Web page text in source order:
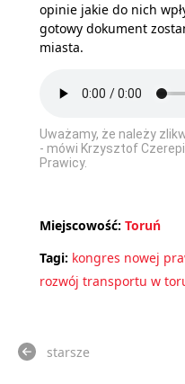
opinie jakie do nich
gotowy dokument
miasta.
Uważamy, że należy
- mówi Krzysztof
Prawicy.
Miejscowość: Toruń
Tagi: kongres nowej
rozwój transportu w
starsze